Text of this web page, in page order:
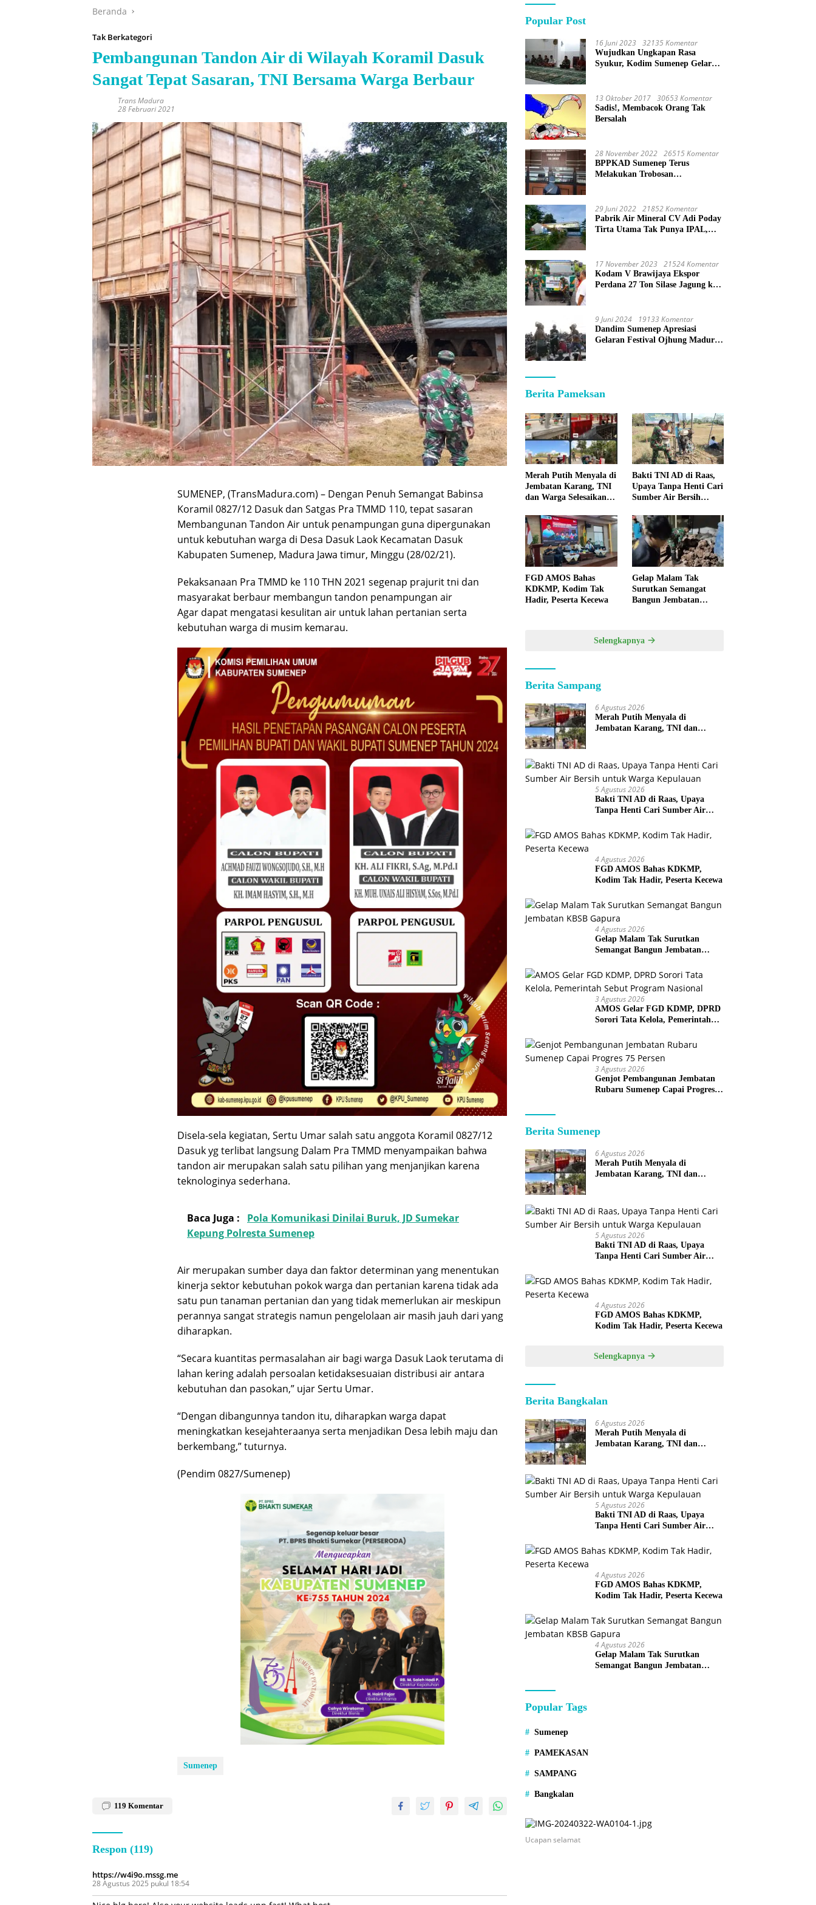
Beranda
Tak Berkategori
Pembangunan Tandon Air di Wilayah Koramil Dasuk
Sangat Tepat Sasaran, TNI Bersama Warga Berbaur
Trans Madura
28 Februari 2021
SUMENEP, (TransMadura.com) – Dengan Penuh Semangat Babinsa
Koramil 0827/12 Dasuk dan Satgas Pra TMMD 110, tepat sasaran
Membangunan Tandon Air untuk penampungan guna dipergunakan
untuk kebutuhan warga di Desa Dasuk Laok Kecamatan Dasuk
Kabupaten Sumenep, Madura Jawa timur, Minggu (28/02/21).
Pekaksanaan Pra TMMD ke 110 THN 2021 segenap prajurit tni dan
masyarakat berbaur membangun tandon penampungan air
Agar dapat mengatasi kesulitan air untuk lahan pertanian serta
kebutuhan warga di musim kemarau.
Disela-sela kegiatan, Sertu Umar salah satu anggota Koramil 0827/12
Dasuk yg terlibat langsung Dalam Pra TMMD menyampaikan bahwa
tandon air merupakan salah satu pilihan yang menjanjikan karena
teknologinya sederhana.
Baca Juga :
Pola Komunikasi Dinilai Buruk, JD Sumekar
Kepung Polresta Sumenep
Air merupakan sumber daya dan faktor determinan yang menentukan
kinerja sektor kebutuhan pokok warga dan pertanian karena tidak ada
satu pun tanaman pertanian dan yang tidak memerlukan air meskipun
perannya sangat strategis namun pengelolaan air masih jauh dari yang
diharapkan.
“Secara kuantitas permasalahan air bagi warga Dasuk Laok terutama di
lahan kering adalah persoalan ketidaksesuaian distribusi air antara
kebutuhan dan pasokan,” ujar Sertu Umar.
“Dengan dibangunnya tandon itu, diharapkan warga dapat
meningkatkan kesejahteraanya serta menjadikan Desa lebih maju dan
berkembang,” tuturnya.
(Pendim 0827/Sumenep)
Sumenep
119 Komentar
Respon (119)
https://w4i9o.mssg.me
28 Agustus 2025 pukul 18:54
Popular Post
16 Juni 2023 32135 Komentar
Wujudkan Ungkapan Rasa
Syukur, Kodim Sumenep Gelar
13 Oktober 2017 30653 Komentar
Sadis!, Membacok Orang Tak
Bersalah
28 November 2022 26515 Komentar
BPPKAD Sumenep Terus
Melakukan Trobosan
29 Juni 2022 21852 Komentar
Pabrik Air Mineral CV Adi Poday
Tirta Utama Tak Punya IPAL,
17 November 2023 21524 Komentar
Kodam V Brawijaya Ekspor
Perdana 27 Ton Silase Jagung ke
9 Juni 2024 19133 Komentar
Dandim Sumenep Apresiasi
Gelaran Festival Ojhung Madura
Berita Pameksan
Merah Putih Menyala di
Jembatan Karang, TNI
dan Warga Selesaikan
Bakti TNI AD di Raas,
Upaya Tanpa Henti Cari
Sumber Air Bersih
Kepulauan
FGD AMOS Bahas
KDKMP, Kodim Tak
Hadir, Peserta Kecewa
Gelap Malam Tak
Surutkan Semangat
Bangun Jembatan
Selengkapnya
Berita Sampang
6 Agustus 2026
Merah Putih Menyala di
Jembatan Karang, TNI dan
5 Agustus 2026
Bakti TNI AD di Raas, Upaya
Tanpa Henti Cari Sumber Air
4 Agustus 2026
FGD AMOS Bahas KDKMP,
Kodim Tak Hadir, Peserta Kecewa
4 Agustus 2026
Gelap Malam Tak Surutkan
Semangat Bangun Jembatan
3 Agustus 2026
AMOS Gelar FGD KDMP, DPRD
Sorori Tata Kelola, Pemerintah
3 Agustus 2026
Genjot Pembangunan Jembatan
Rubaru Sumenep Capai Progres
Berita Sumenep
6 Agustus 2026
Merah Putih Menyala di
Jembatan Karang, TNI dan
5 Agustus 2026
Bakti TNI AD di Raas, Upaya
Tanpa Henti Cari Sumber Air
4 Agustus 2026
FGD AMOS Bahas KDKMP,
Kodim Tak Hadir, Peserta Kecewa
Selengkapnya
Berita Bangkalan
6 Agustus 2026
Merah Putih Menyala di
Jembatan Karang, TNI dan
5 Agustus 2026
Bakti TNI AD di Raas, Upaya
Tanpa Henti Cari Sumber Air
4 Agustus 2026
FGD AMOS Bahas KDKMP,
Kodim Tak Hadir, Peserta Kecewa
4 Agustus 2026
Gelap Malam Tak Surutkan
Semangat Bangun Jembatan
Popular Tags
Sumenep
PAMEKASAN
SAMPANG
Bangkalan
Ucapan selamat